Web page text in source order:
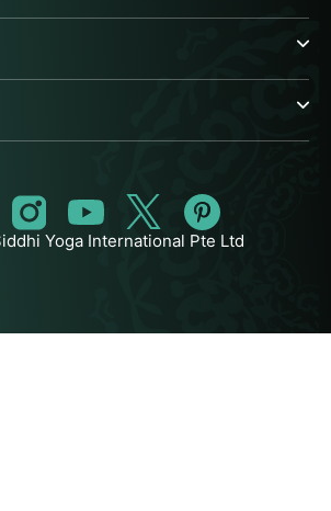
Yoga International Pte Ltd